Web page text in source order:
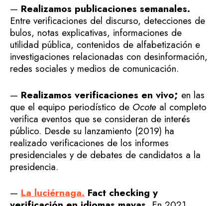
— Realizamos publicaciones semanales.
Entre verificaciones del discurso, detecciones de
bulos, notas explicativas, informaciones de
utilidad pública, contenidos de alfabetización e
investigaciones relacionadas con desinformación,
redes sociales y medios de comunicación.
— Realizamos verificaciones en vivo; en las
que el equipo periodístico de Ocote al completo
verifica eventos que se consideran de interés
público. Desde su lanzamiento (2019) ha
realizado verificaciones de los informes
presidenciales y de debates de candidatos a la
presidencia.
— La luciérnaga. Fact checking y